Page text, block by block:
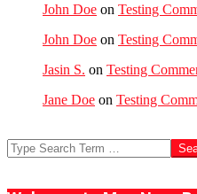
John Doe on Testing
John Doe on Testing
Jasin S. on Testing
Jane Doe on Testing
Search